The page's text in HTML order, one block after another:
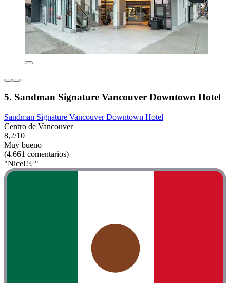
5. Sandman Signature Vancouver Downtown Hotel
Sandman Signature Vancouver Downtown Hotel
Centro de Vancouver
8,2/10
Muy bueno
(4.661 comentarios)
"Nice!!✨️"